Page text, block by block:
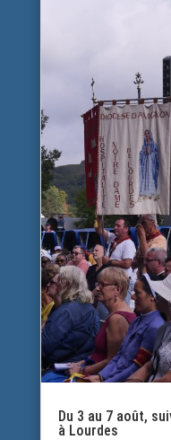
Du 3 au 7 août,
à Lourdes